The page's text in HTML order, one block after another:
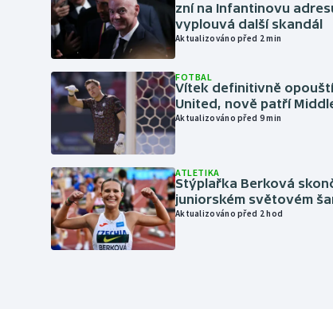
zní na Infantinovu
vyplouvá další skandál
Aktualizováno před 2 min
FOTBAL
Vítek definitivně
United, nově patří
Aktualizováno před 9 min
ATLETIKA
Stýplařka Berková
juniorském světovém
Aktualizováno před 2 hod